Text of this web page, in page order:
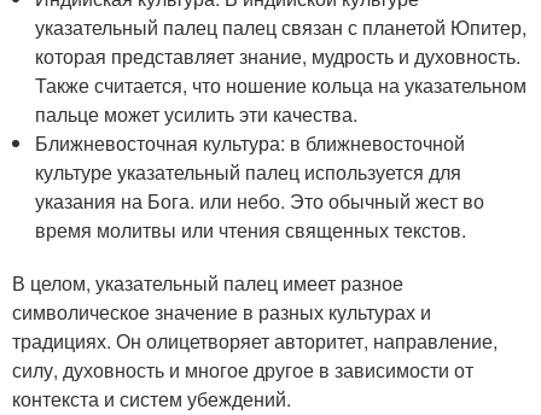
указательный палец палец связан с планетой Юпитер,
которая представляет знание, мудрость и духовность.
Также считается, что ношение кольца на указательном
пальце может усилить эти качества.
Ближневосточная культура: в ближневосточной
культуре указательный палец используется для
указания на Бога. или небо. Это обычный жест во
время молитвы или чтения священных текстов.
В целом, указательный палец имеет разное
символическое значение в разных культурах и
традициях. Он олицетворяет авторитет, направление,
силу, духовность и многое другое в зависимости от
контекста и систем убеждений.